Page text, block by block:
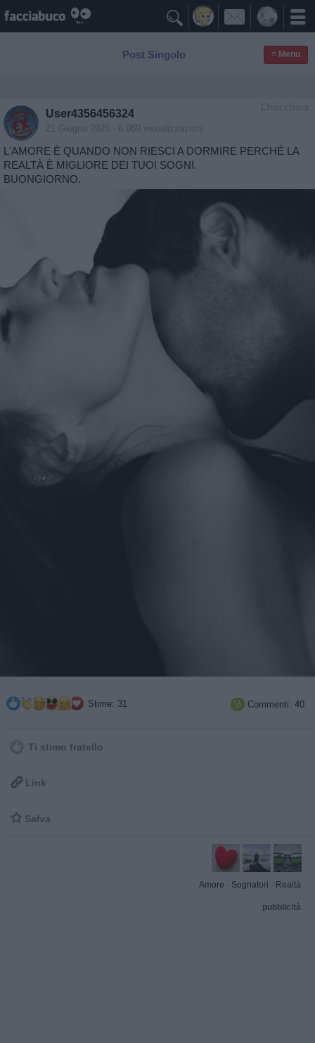

Post Singolo ≡ Menu
Chiacchiera
User4356456324
21 Giugno 2025 - 6.069 visualizzazioni
L'AMORE È QUANDO NON RIESCI A DORMIRE PERCHÉ LA
REALTÀ È MIGLIORE DEI TUOI SOGNI.
BUONGIORNO.
Stime: 31  Commenti: 40
Ti stimo fratello
 Link
 Salva
Amore · Sognatori · Realtà
pubblicità